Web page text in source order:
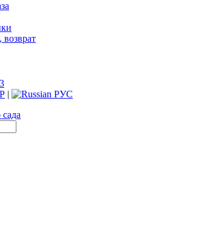
возврат
| РУС